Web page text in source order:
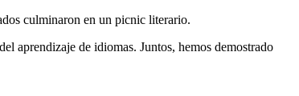
culminaron en un picnic literario.
aprendizaje de idiomas. Juntos, hemos demostrado